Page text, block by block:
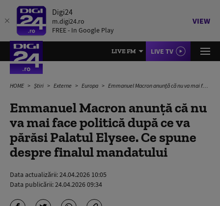
Digi24
m.digi24.ro
FREE - In Google Play
VIEW
LIVE FM LIVE TV
HOME Știri Externe Europa Emmanuel Macron anunță că nu va mai face politică după ce va părăsi Palatul Elysee. Ce spune despre finalul mandatului
Emmanuel Macron anunță că nu
va mai face politică după ce va
părăsi Palatul Elysee. Ce spune
despre finalul mandatului
Data actualizării:24.04.2026 10:05
Data publicării:24.04.2026 09:34